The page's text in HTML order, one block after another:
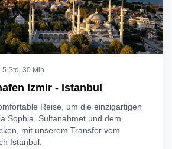
5 Std. 30 Min
Izmir - Istanbul
Reise, um die einzigartigen
Sophia, Sultanahmet und dem
mit unserem Transfer vom
Istanbul.